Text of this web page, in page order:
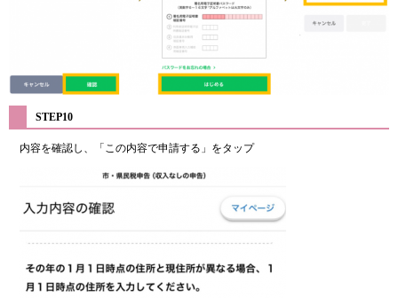
STEP10
内容を確認し、「この内容で申請する」をタップ